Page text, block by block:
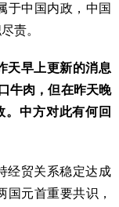
于中国内政，中国
责。
天早上更新的消息
牛肉，但在昨天晚
。中方对此有何回
经贸关系稳定达成
元首重要共识，